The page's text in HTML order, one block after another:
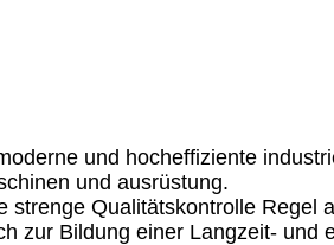
und hocheffiziente
und ausrüstung.
strenge Qualitätskontrolle Regel
zur Bildung einer Langzeit- und